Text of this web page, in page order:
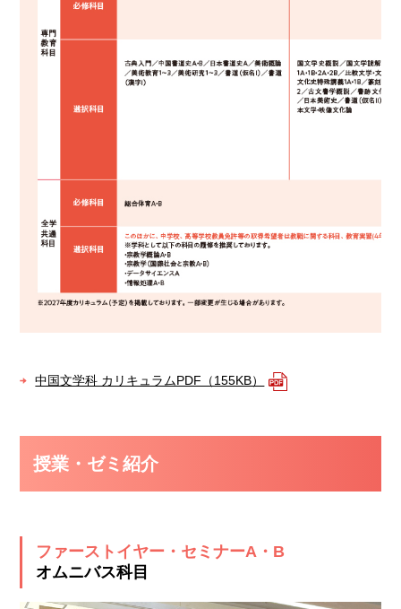
中国文学科 カリキュラムPDF（155KB）
授業・ゼミ紹介
ファーストイヤー・セミナーA・B
オムニバス科目